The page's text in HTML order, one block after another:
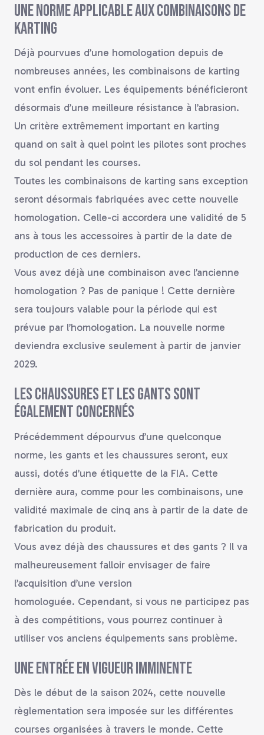
Une norme applicable aux combinaisons de
karting
Déjà pourvues d’une homologation depuis de
nombreuses années, les combinaisons de karting
vont enfin évoluer. Les équipements bénéficieront
désormais d’une meilleure résistance à l’abrasion.
Un critère extrêmement important en karting
quand on sait à quel point les pilotes sont proches
du sol pendant les courses.
Toutes les combinaisons de karting sans exception
seront désormais fabriquées avec cette nouvelle
homologation. Celle-ci accordera une validité de 5
ans à tous les accessoires à partir de la date de
production de ces derniers.
Vous avez déjà une combinaison avec l’ancienne
homologation ? Pas de panique ! Cette dernière
sera toujours valable pour la période qui est
prévue par l’homologation. La nouvelle norme
deviendra exclusive seulement à partir de janvier
2029.
Les chaussures et les gants sont
également concernés
Précédemment dépourvus d’une quelconque
norme, les gants et les chaussures seront, eux
aussi, dotés d’une étiquette de la FIA. Cette
dernière aura, comme pour les combinaisons, une
validité maximale de cinq ans à partir de la date de
fabrication du produit.
Vous avez déjà des chaussures et des gants ? Il va
malheureusement falloir envisager de faire
l’acquisition d’une version
homologuée. Cependant, si vous ne participez pas
à des compétitions, vous pourrez continuer à
utiliser vos anciens équipements sans problème.
Une entrée en vigueur imminente
Dès le début de la saison 2024, cette nouvelle
règlementation sera imposée sur les différentes
courses organisées à travers le monde. Cette